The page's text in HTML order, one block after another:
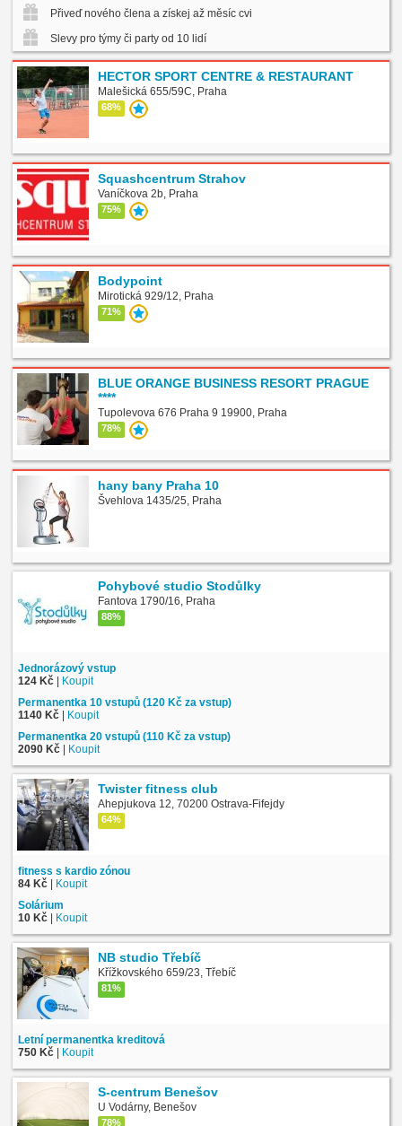
Přiveď nového člena a získej až měsíc cvičení zdarma
Slevy pro týmy či party od 10 lidí
HECTOR SPORT CENTRE & RESTAURANT
Malešická 655/59C, Praha
68%
Squashcentrum Strahov
Vaníčkova 2b, Praha
75%
Bodypoint
Mirotická 929/12, Praha
71%
BLUE ORANGE BUSINESS RESORT PRAGUE
****
Tupolevova 676 Praha 9 19900, Praha
78%
hany bany Praha 10
Švehlova 1435/25, Praha
Pohybové studio Stodůlky
Fantova 1790/16, Praha
88%
Jednorázový vstup
124 Kč | Koupit
Permanentka 10 vstupů (120 Kč za vstup)
1140 Kč | Koupit
Permanentka 20 vstupů (110 Kč za vstup)
2090 Kč | Koupit
Twister fitness club
Ahepjukova 12, 70200 Ostrava-Fifejdy
64%
fitness s kardio zónou
84 Kč | Koupit
Solárium
10 Kč | Koupit
NB studio Třebíč
Křížkovského 659/23, Třebíč
81%
Letní permanentka kreditová
750 Kč | Koupit
S-centrum Benešov
U Vodárny, Benešov
78%